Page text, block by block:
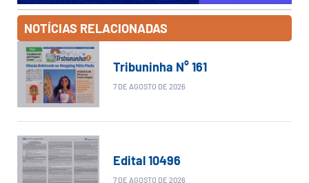
NOTÍCIAS RELACIONADAS
Tribuninha N° 161
7 DE AGOSTO DE 2026
Edital 10496
7 DE AGOSTO DE 2026